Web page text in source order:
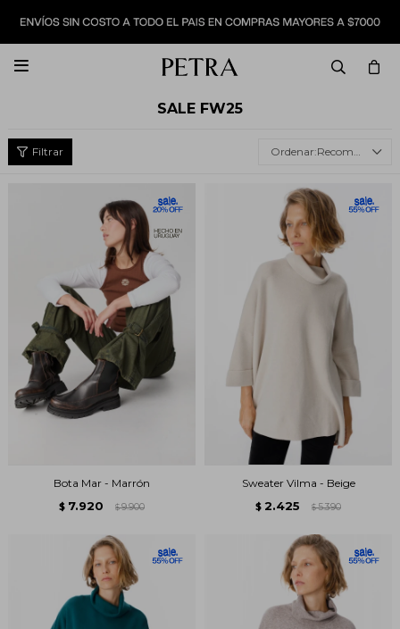

SALE FW25
Recomendados
Bota Mar - Marrón
$ 7.920 $ 9.900
Sweater Vilma - Beige
$ 2.425 $ 5.390